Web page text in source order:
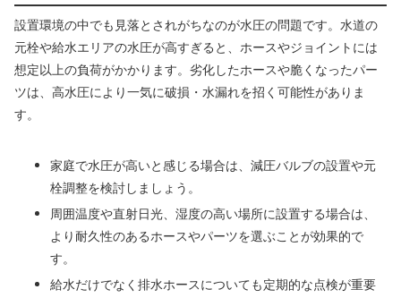
設置環境の中でも見落とされがちなのが水圧の問題です。水道の
元栓や給水エリアの水圧が高すぎると、ホースやジョイントには
想定以上の負荷がかかります。劣化したホースや脆くなったパー
ツは、高水圧により一気に破損・水漏れを招く可能性がありま
す。
家庭で水圧が高いと感じる場合は、減圧バルブの設置や元
栓調整を検討しましょう。
周囲温度や直射日光、湿度の高い場所に設置する場合は、
より耐久性のあるホースやパーツを選ぶことが効果的で
す。
給水だけでなく排水ホースについても定期的な点検が重要